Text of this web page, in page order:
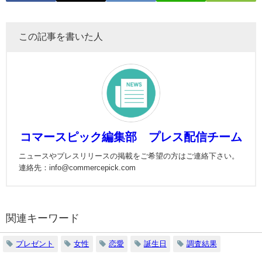
この記事を書いた人
コマースピック編集部 プレス配信チーム
ニュースやプレスリリースの掲載をご希望の方はご連絡下さい。
連絡先：info@commercepick.com
関連キーワード
プレゼント 女性 恋愛 誕生日 調査結果